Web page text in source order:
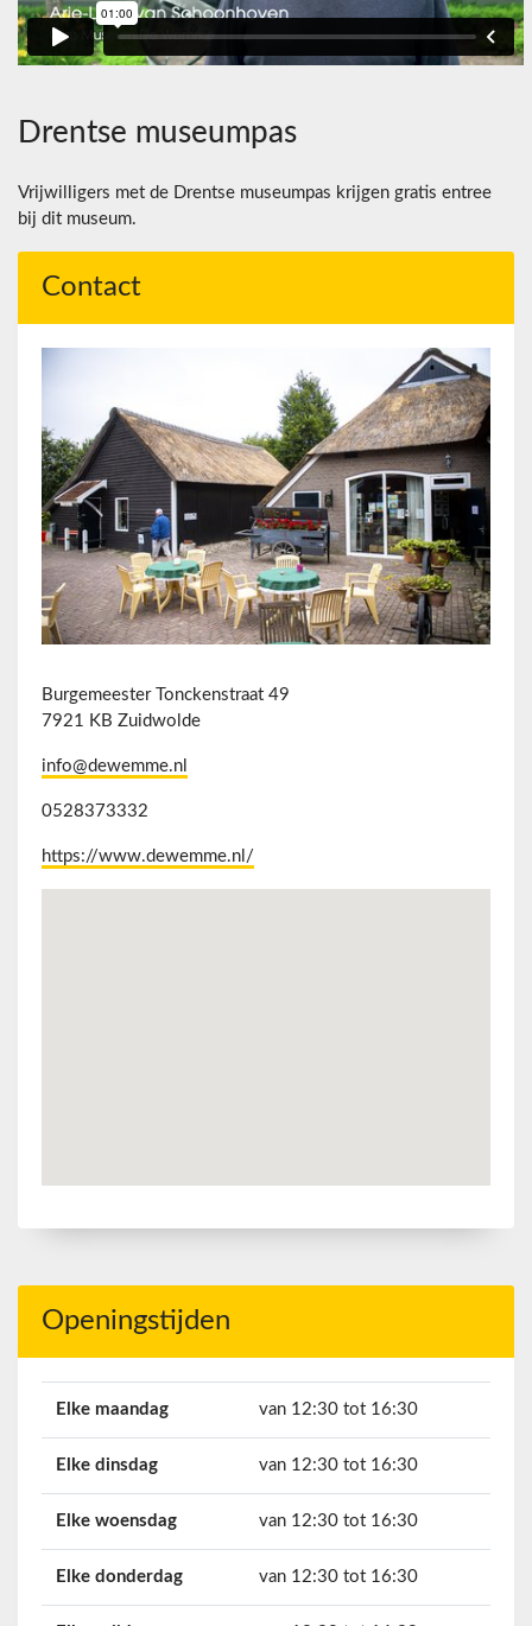
Drentse museumpas
Vrijwilligers met de Drentse museumpas krijgen gratis entree
bij dit museum.
Contact
Burgemeester Tonckenstraat 49
7921 KB Zuidwolde
info@dewemme.nl
0528373332
https://www.dewemme.nl/
Openingstijden
Elke maandag van 12:30 tot 16:30
Elke dinsdag van 12:30 tot 16:30
Elke woensdag van 12:30 tot 16:30
Elke donderdag van 12:30 tot 16:30